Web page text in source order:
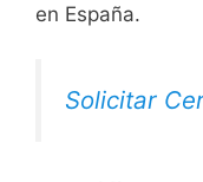
en España.
Solicitar